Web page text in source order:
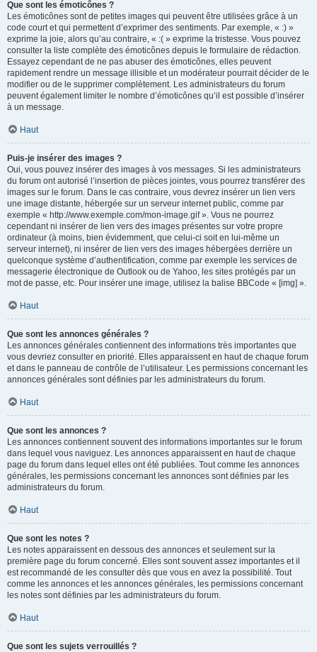
Que sont les émoticônes ?
Les émoticônes sont de petites images qui peuvent être utilisées grâce à un
code court et qui permettent d’exprimer des sentiments. Par exemple, « :) »
exprime la joie, alors qu’au contraire, « :( » exprime la tristesse. Vous pouvez
consulter la liste complète des émoticônes depuis le formulaire de rédaction.
Essayez cependant de ne pas abuser des émoticônes, elles peuvent
rapidement rendre un message illisible et un modérateur pourrait décider de le
modifier ou de le supprimer complètement. Les administrateurs du forum
peuvent également limiter le nombre d’émoticônes qu’il est possible d’insérer
à un message.
Haut
Puis-je insérer des images ?
Oui, vous pouvez insérer des images à vos messages. Si les administrateurs
du forum ont autorisé l’insertion de pièces jointes, vous pourrez transférer des
images sur le forum. Dans le cas contraire, vous devrez insérer un lien vers
une image distante, hébergée sur un serveur internet public, comme par
exemple « http://www.exemple.com/mon-image.gif ». Vous ne pourrez
cependant ni insérer de lien vers des images présentes sur votre propre
ordinateur (à moins, bien évidemment, que celui-ci soit en lui-même un
serveur internet), ni insérer de lien vers des images hébergées derrière un
quelconque système d’authentification, comme par exemple les services de
messagerie électronique de Outlook ou de Yahoo, les sites protégés par un
mot de passe, etc. Pour insérer une image, utilisez la balise BBCode « [img] ».
Haut
Que sont les annonces générales ?
Les annonces générales contiennent des informations très importantes que
vous devriez consulter en priorité. Elles apparaissent en haut de chaque forum
et dans le panneau de contrôle de l’utilisateur. Les permissions concernant les
annonces générales sont définies par les administrateurs du forum.
Haut
Que sont les annonces ?
Les annonces contiennent souvent des informations importantes sur le forum
dans lequel vous naviguez. Les annonces apparaissent en haut de chaque
page du forum dans lequel elles ont été publiées. Tout comme les annonces
générales, les permissions concernant les annonces sont définies par les
administrateurs du forum.
Haut
Que sont les notes ?
Les notes apparaissent en dessous des annonces et seulement sur la
première page du forum concerné. Elles sont souvent assez importantes et il
est recommandé de les consulter dès que vous en avez la possibilité. Tout
comme les annonces et les annonces générales, les permissions concernant
les notes sont définies par les administrateurs du forum.
Haut
Que sont les sujets verrouillés ?